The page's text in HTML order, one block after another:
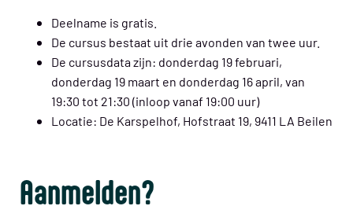
Deelname is gratis.
De cursus bestaat uit drie avonden van twee uur.
De cursusdata zijn: donderdag 19 februari,
donderdag 19 maart en donderdag 16 april, van
19:30 tot 21:30 (inloop vanaf 19:00 uur)
Locatie: De Karspelhof, Hofstraat 19, 9411 LA Beilen
Aanmelden?